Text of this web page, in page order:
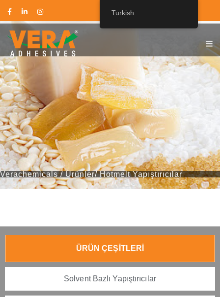
Verachemicals/Ürünler/Hotmelt Yapıştırıcılar
ÜRÜN ÇEŞİTLERİ
Solvent Bazlı Yapıştırıcılar
Turkish